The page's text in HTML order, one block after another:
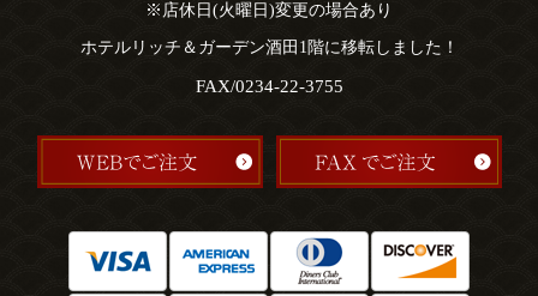
※店休日(火曜日)変更の場合あり
ホテルリッチ＆ガーデン酒田1階に移転しました！
FAX/0234-22-3755